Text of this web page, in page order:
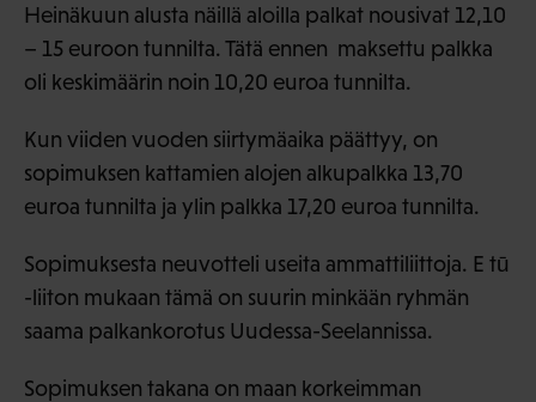
Heinäkuun alusta näillä aloilla palkat nousivat 12,10
– 15 euroon tunnilta. Tätä ennen maksettu palkka
oli keskimäärin noin 10,20 euroa tunnilta.
Kun viiden vuoden siirtymäaika päättyy, on
sopimuksen kattamien alojen alkupalkka 13,70
euroa tunnilta ja ylin palkka 17,20 euroa tunnilta.
Sopimuksesta neuvotteli useita ammattiliittoja. E tū
-liiton mukaan tämä on suurin minkään ryhmän
saama palkankorotus Uudessa-Seelannissa.
Sopimuksen takana on maan korkeimman